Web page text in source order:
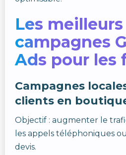
Les
campagnes
Ads pour les
Campagnes
clients en
Objectif : augmenter le
les appels téléphoniques
devis.